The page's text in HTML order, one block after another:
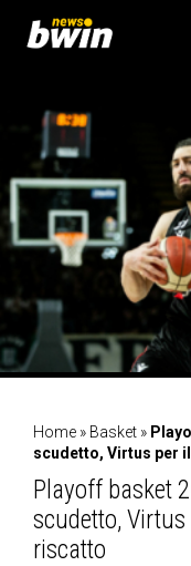
contenuto
Home » Basket »
scudetto, Virtus per
Playoff basket
scudetto, Virtus
riscatto